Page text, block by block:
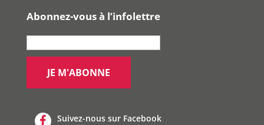
Abonnez-vous à l’infolettre
Suivez-nous sur Facebook